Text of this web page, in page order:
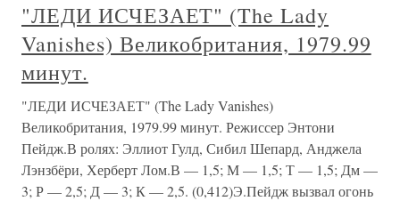
"ЛЕДИ ИСЧЕЗАЕТ" (The Lady
Vanishes) Великобритания, 1979.99
минут.
"ЛЕДИ ИСЧЕЗАЕТ" (The Lady Vanishes)
Великобритания, 1979.99 минут. Режиссер Энтони
Пейдж.В ролях: Эллиот Гулд, Сибил Шепард, Анджела
Лэнзбёри, Херберт Лом.В — 1,5; М — 1,5; Т — 1,5; Дм —
3; Р — 2,5; Д — 3; К — 2,5. (0,412)Э.Пейдж вызвал огонь